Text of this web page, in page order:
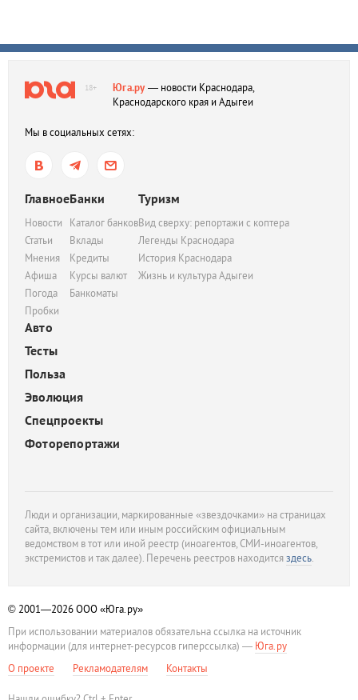
18+ Юга.ру— новости Краснодара,
Краснодарского края и Адыгеи
Мы в социальных сетях:
Главное
Новости
Статьи
Мнения
Афиша
Погода
Пробки
Банки
Каталог банков
Вклады
Кредиты
Курсы валют
Банкоматы
Туризм
Вид сверху: репортажи с коптера
Легенды Краснодара
История Краснодара
Жизнь и культура Адыгеи
Авто
Тесты
Польза
Эволюция
Спецпроекты
Фоторепортажи
Люди и организации, маркированные «звездочками» на страницах
сайта, включены тем или иным российским официальным
ведомством в тот или иной реестр (иноагентов, СМИ-иноагентов,
экстремистов и так далее). Перечень реестров находитсяздесь.
© 2001—2026ООО «Юга.ру»
При использовании материалов обязательна ссылка на источник
информации (для интернет-ресурсов гиперссылка) — Юга.ру
О проекте
Рекламодателям Контакты